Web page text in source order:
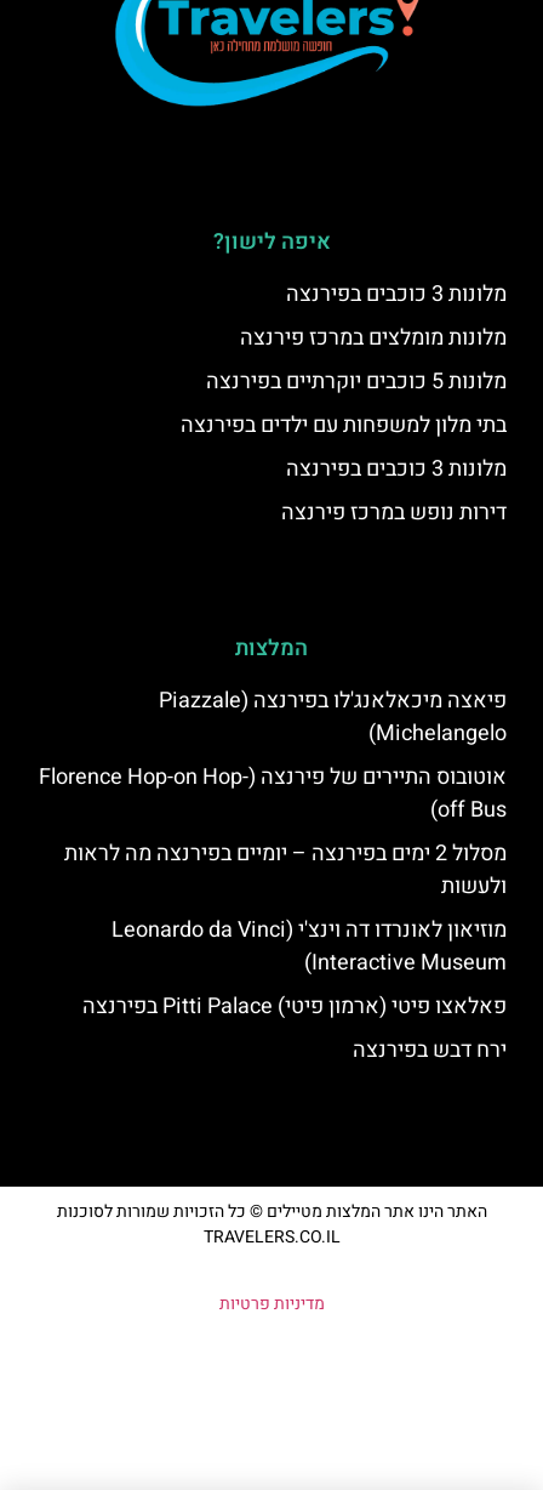
איפה לישון?
מלונות 3 כוכבים בפירנצה
מלונות מומלצים במרכז פירנצה
מלונות 5 כוכבים יוקרתיים בפירנצה
בתי מלון למשפחות עם ילדים בפירנצה
מלונות 3 כוכבים בפירנצה
דירות נופש במרכז פירנצה
המלצות
פיאצה מיכאלאנג'לו בפירנצה (Piazzale
Michelangelo)
אוטובוס התיירים של פירנצה (Florence Hop-on Hop-
off Bus)
מסלול 2 ימים בפירנצה – יומיים בפירנצה מה לראות
ולעשות
מוזיאון לאונרדו דה וינצ'י (Leonardo da Vinci
Interactive Museum)
פאלאצו פיטי (ארמון פיטי) Pitti Palace בפירנצה
ירח דבש בפירנצה
האתר הינו אתר המלצות מטיילים © כל הזכויות שמורות לסוכנות
TRAVELERS.CO.IL
מדיניות פרטיות